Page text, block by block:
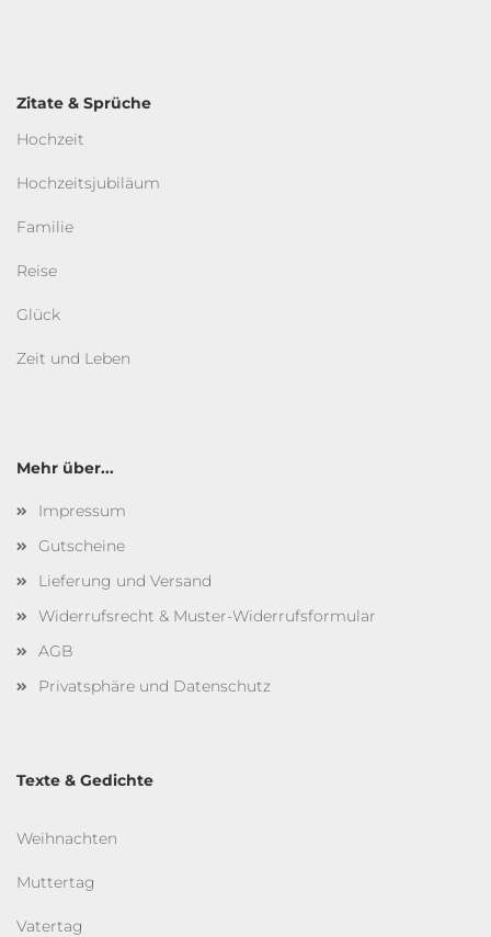
Zitate & Sprüche
Hochzeit
Hochzeitsjubiläum
Familie
Reise
Glück
Zeit und Leben
Mehr über...
Impressum
Gutscheine
Lieferung und Versand
Widerrufsrecht & Muster-Widerrufsformular
AGB
Privatsphäre und Datenschutz
Texte & Gedichte
Weihnachten
Muttertag
Vatertag